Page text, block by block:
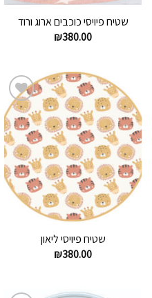
שטיח פיויסי כוכבים ארוג ורוד
₪380.00
הוסף
לרשימת
המשאלות
שטיח פיויסי ליאון
₪380.00